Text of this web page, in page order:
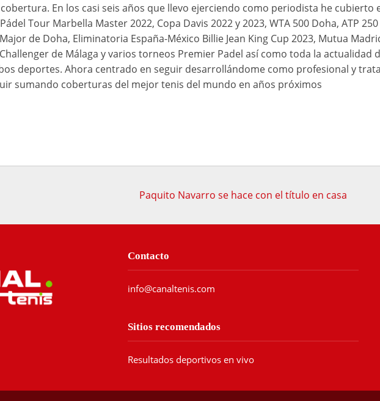
En los casi seis años que llevo ejerciendo como periodista he cubierto
Tour Marbella Master 2022, Copa Davis 2022 y 2023, WTA 500 Doha, ATP 250
de Doha, Eliminatoria España-México Billie Jean King Cup 2023, Mutua
de Málaga y varios torneos Premier Padel así como toda la actualidad
deportes. Ahora centrado en seguir desarrollándome como profesional y
sumando coberturas del mejor tenis del mundo en años próximos
Paquito Navarro se hace con el título en casa
Contacto
info@canaltenis.com
Sitios recomendados
Resultados deportivos en vivo